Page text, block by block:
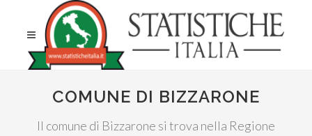
COMUNE DI BIZZARONE
Il comune di Bizzarone si trova nella Regione